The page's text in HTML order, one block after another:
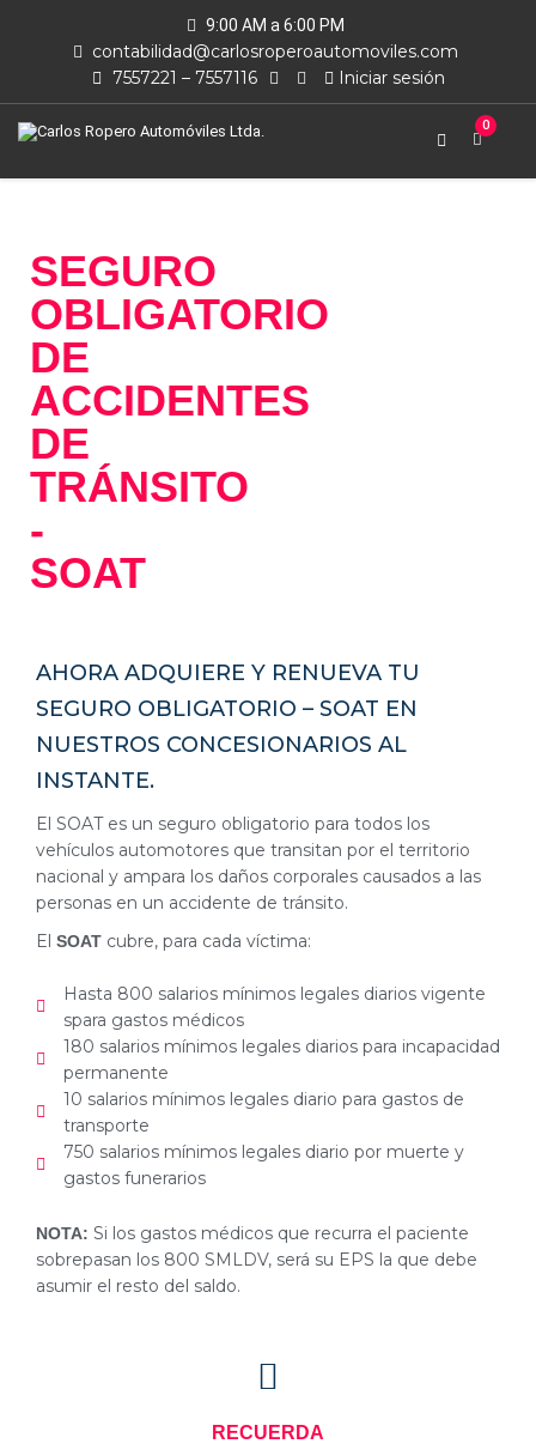
9:00 AM a 6:00 PM
contabilidad@carlosroperoautomoviles.com
7557221 – 7557116
Iniciar sesión
0
SEGURO
OBLIGATORIO
DE
ACCIDENTES
DE
TRÁNSITO
-
SOAT
AHORA ADQUIERE Y RENUEVA TU
SEGURO OBLIGATORIO – SOAT EN
NUESTROS CONCESIONARIOS AL
INSTANTE.
El SOAT es un seguro obligatorio para todos los
vehículos automotores que transitan por el territorio
nacional y ampara los daños corporales causados a las
personas en un accidente de tránsito.
El SOAT cubre, para cada víctima:
Hasta 800 salarios mínimos legales diarios vigente
spara gastos médicos
180 salarios mínimos legales diarios para incapacidad
permanente
10 salarios mínimos legales diario para gastos de
transporte
750 salarios mínimos legales diario por muerte y
gastos funerarios
NOTA: Si los gastos médicos que recurra el paciente
sobrepasan los 800 SMLDV, será su EPS la que debe
asumir el resto del saldo.
RECUERDA